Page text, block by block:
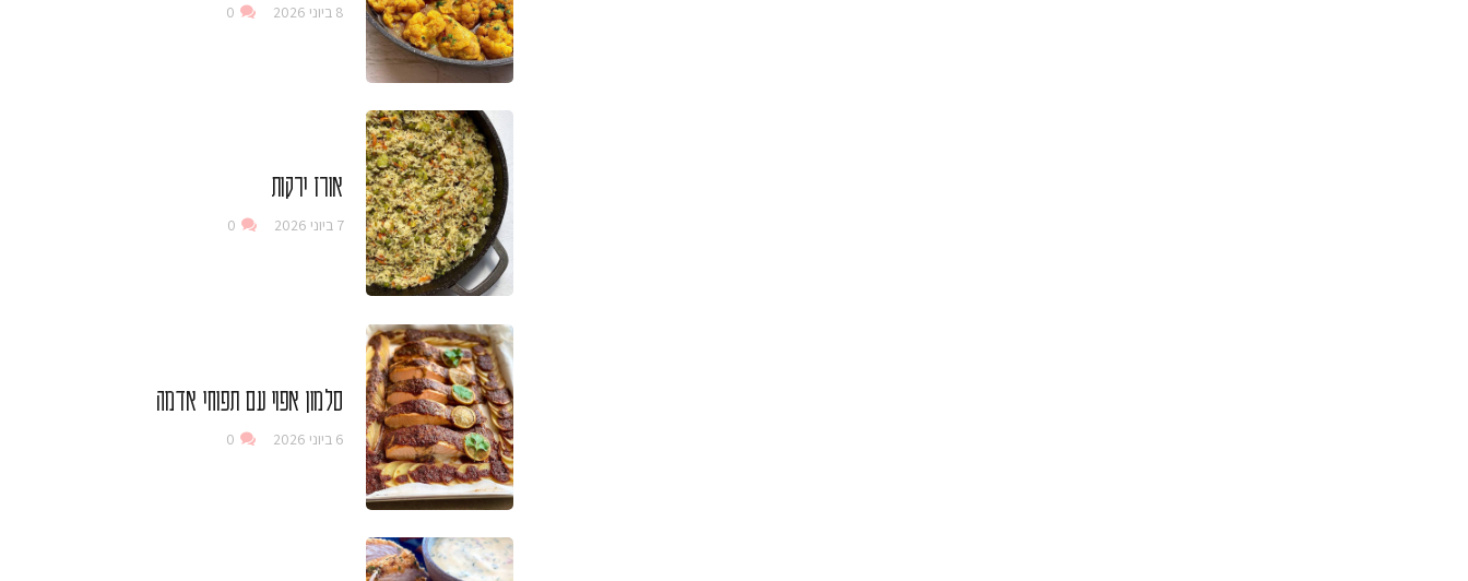
8 ביוני 2026 0
אורז ירקות
7 ביוני 2026 0
סלמון אפוי עם תפוחי אדמה
6 ביוני 2026 0